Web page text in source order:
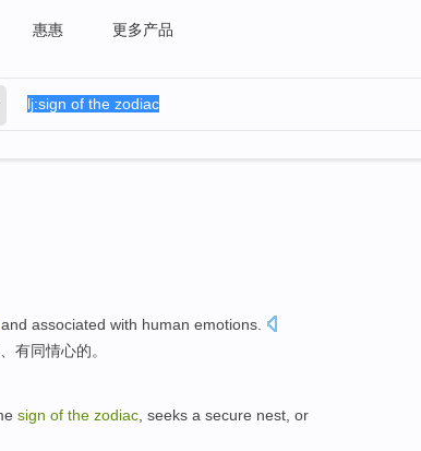
惠惠 更多产品
and associated with human emotions
有同情心的。
sign of the zodiac seeks a secure nest or